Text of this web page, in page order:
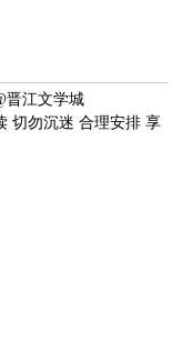
晋江文学城
切勿沉迷 合理安排 享